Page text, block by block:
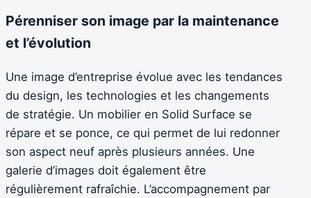
Pérenniser son image par la maintenance
et l’évolution
Une image d’entreprise évolue avec les tendances
du design, les technologies et les changements
de stratégie. Un mobilier en Solid Surface se
répare et se ponce, ce qui permet de lui redonner
son aspect neuf après plusieurs années. Une
galerie d’images doit également être
régulièrement rafraîchie. L’accompagnement par